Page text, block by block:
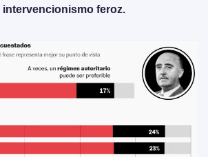
intervencionismo feroz.